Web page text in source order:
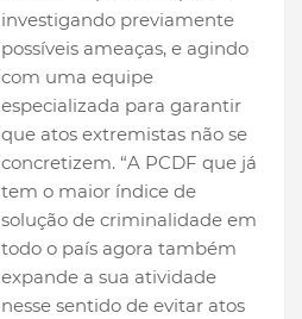
investigando previamente
possíveis ameaças, e agindo
com uma equipe
especializada para garantir
que atos extremistas não se
concretizem. “A PCDF que já
tem o maior índice de
solução de criminalidade em
todo o país agora também
expande a sua atividade
nesse sentido de evitar atos